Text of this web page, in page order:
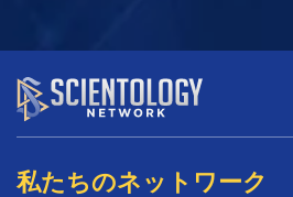
私たちのネットワーク